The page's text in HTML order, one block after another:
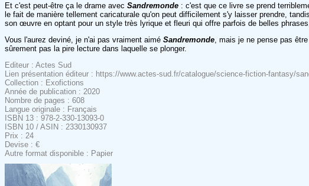
Et c'est peut-être ça le drame avec Sandremonde : c'est que ce livre se prend
le fait de manière tellement caricaturale qu'on peut difficilement s'y laisser prendre,
son œuvre en optant pour un style très lyrique et fleuri qui offre parfois de belles
Vous l'aurez deviné, je n'ai pas vraiment aimé Sandremonde , mais je ne pense pas
sûrement pas la pire lecture dans laquelle se plonger.
Editeur : Actes Sud
Lien présentation éditeur : https://www.actes-sud.fr/catalogue/science-fiction-fantasy/
Collection : Exofictions
Année de publication : 2020
Nombre de pages : 608
Langue originale : Français
ISBN 13 : 978-2-330-13093-0
ISBN 10 / ASIN : 2330130937
Prix : 24
Devise : €
Autre format disponible : Papier